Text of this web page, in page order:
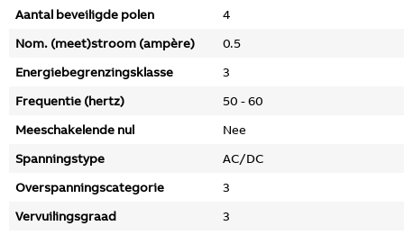
Aantal beveiligde polen
4
Nom. (meet)stroom (ampère)
0.5
Energiebegrenzingsklasse
3
Frequentie (hertz)
50 - 60
Meeschakelende nul
Nee
Spanningstype
AC/DC
Overspanningscategorie
3
Vervuilingsgraad
3